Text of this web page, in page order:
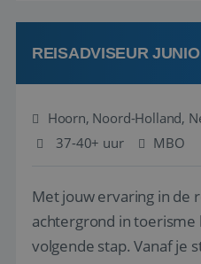
werken: of het nu gaat
REISADVISEUR
Hoorn, Noord-Holland,
37-40+ uur
MBO
Met jouw ervaring in de
achtergrond in toerisme
volgende stap. Vanaf je